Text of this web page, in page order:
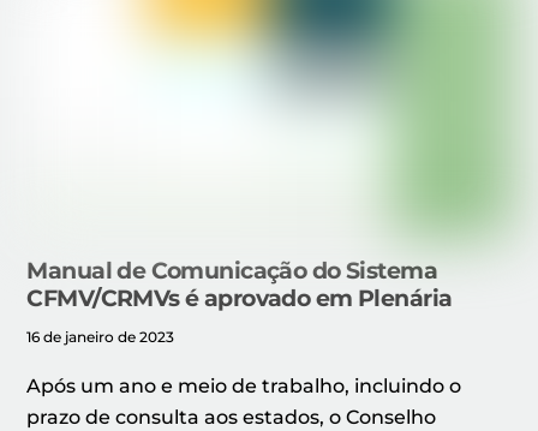
Manual de Comunicação do Sistema
CFMV/CRMVs é aprovado em Plenária
16 de janeiro de 2023
Após um ano e meio de trabalho, incluindo o
prazo de consulta aos estados, o Conselho